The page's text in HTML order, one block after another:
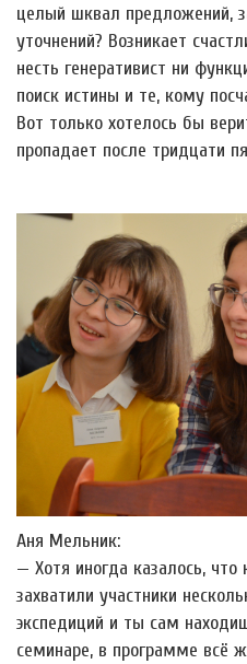
целый шквал предложений,
уточнений? Возникает
несть генеративист ни
поиск истины и те, кому
Вот только хотелось бы
пропадает после тридцати
Аня Мельник:
— Хотя иногда казалось,
захватили участники
экспедиций и ты сам
семинаре, в программе всё